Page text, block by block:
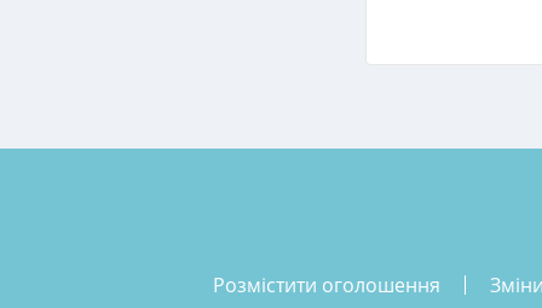
розмістити оголошення